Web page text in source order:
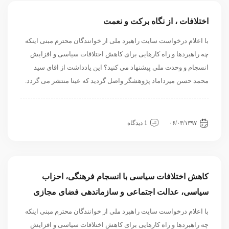
اختلافات ، از نگاه برکت و نعمت
با اعلام درخواست سایت راهبرد ملی از خوانندگان محترم مبنی اینکه
چه راهبردها و راه کارهایی برای کاهش اختلافات سیاسی و افزایش
انسجام و وحدت ملی پیشنهاد می کنید؟ این یادداشت از اقای سید
محمد حسن میرداماد پژوهشگر واصل گردید که عینا منتشر می گردد.
۰۶/۰۳/۱۳۹۷
1 دیدگاه
کاهش اختلافات سیاسی با انسجام فرهنگی، احزاب
سیاسی، عدالت اجتماعی و سازماندهی فضای مجازی
با اعلام درخواست سایت راهبرد ملی از خوانندگان محترم مبنی اینکه
چه راهبردها و راه کارهایی برای کاهش اختلافات سیاسی و افزایش